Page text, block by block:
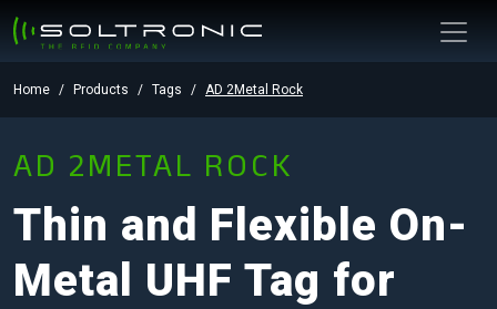
Home Products Tags AD 2Metal Rock
AD 2METAL ROCK
Thin and Flexible On-
Metal UHF Tag for